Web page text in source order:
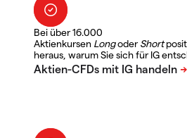
Bei über 16.000
Aktienkursen LongoderShort
heraus, warum Sie sich für IG